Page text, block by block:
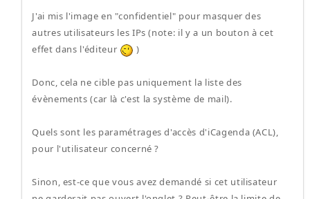
J'ai mis l'image en "confidentiel" pour masquer des
autres utilisateurs les IPs (note: il y a un bouton à cet
effet dans l'éditeur
)
Donc, cela ne cible pas uniquement la liste des
évènements (car là c'est la système de mail).
Quels sont les paramétrages d'accès d'iCagenda (ACL),
pour l'utilisateur concerné ?
Sinon, est-ce que vous avez demandé si cet utilisateur